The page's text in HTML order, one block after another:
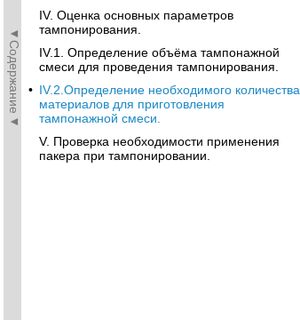
◄Содержание◄
IV. Оценка основных параметров
тампонирования.
IV.1. Определение объёма тампонажной
смеси для проведения тампонирования.
• IV.2.Определение необходимого количества
материалов для приготовления
тампонажной смеси.
V. Проверка необходимости применения
пакера при тампонировании.